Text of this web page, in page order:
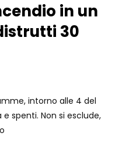
in poche ore a Prato
diventa un museo:
nuove stazioni
in un
30
intorno alle 4 del
spenti. Non si esclude,